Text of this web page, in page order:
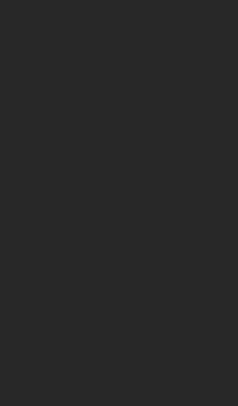
enthalten bzw. über